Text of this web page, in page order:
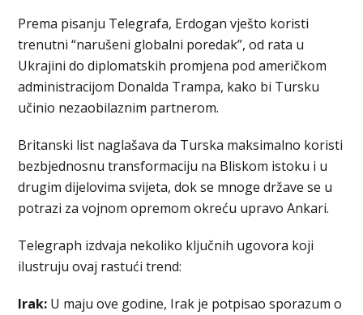
Prema pisanju Telegrafa, Erdogan vješto koristi
trenutni “narušeni globalni poredak”, od rata u
Ukrajini do diplomatskih promjena pod američkom
administracijom Donalda Trampa, kako bi Tursku
učinio nezaobilaznim partnerom.
Britanski list naglašava da Turska maksimalno koristi
bezbjednosnu transformaciju na Bliskom istoku i u
drugim dijelovima svijeta, dok se mnoge države se u
potrazi za vojnom opremom okreću upravo Ankari.
Telegraph izdvaja nekoliko ključnih ugovora koji
ilustruju ovaj rastući trend:
Irak: U maju ove godine, Irak je potpisao sporazum o